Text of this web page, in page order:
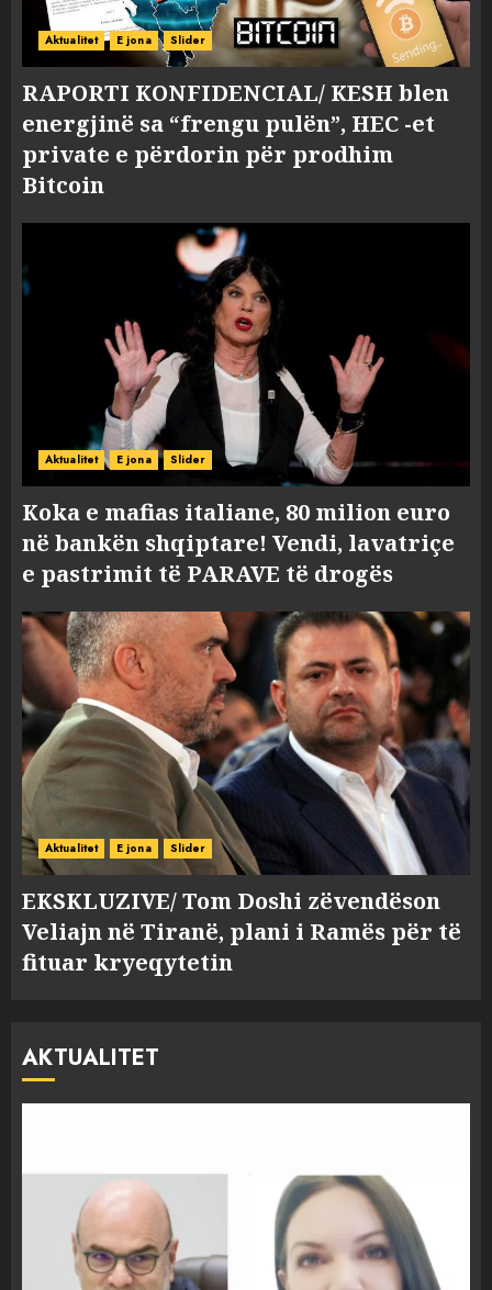
Aktualitet E jona Slider
RAPORTI KONFIDENCIAL/ KESH blen
energjinë sa “frengu pulën”, HEC -et
private e përdorin për prodhim
Bitcoin
Aktualitet E jona Slider
Koka e mafias italiane, 80 milion euro
në bankën shqiptare! Vendi, lavatriçe
e pastrimit të PARAVE të drogës
Aktualitet E jona Slider
EKSKLUZIVE/ Tom Doshi zëvendëson
Veliajn në Tiranë, plani i Ramës për të
fituar kryeqytetin
AKTUALITET